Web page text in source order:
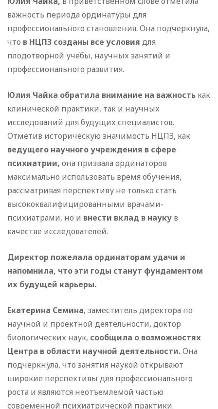
важность периода ординатуры для
профессионального становления. Она подчеркнула,
что в НЦПЗ созданы все условия для
плодотворной учёбы, научных занятий и
профессионального развития.
Юлия Чайка обратила внимание на важность как
клинической практики, так и научных
исследований для будущих специалистов.
Отметив историческую значимость НЦПЗ, как
ведущего научного учреждения в сфере
психиатрии, она призвала ординаторов
максимально использовать время обучения,
рассматривая перспективу не только стать
высококвалифицированными врачами-
психиатрами, но и внести вклад в науку в
качестве исследователей.
Директор пожелала ординаторам удачи и
напомнила, что эти годы станут фундаментом
их будущей карьеры.
Екатерина Семина, заместитель директора по
научной и проектной деятельности, доктор
биологических наук, сообщила о возможностях
Центра в области научной деятельности.Она
подчеркнула, что занятия наукой открывают
широкие перспективы для профессионального
роста и являются неотъемлемой частью
современной психиатрической практики.